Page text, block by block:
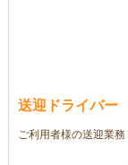
送迎ドライバー
ご利用者様の送迎業